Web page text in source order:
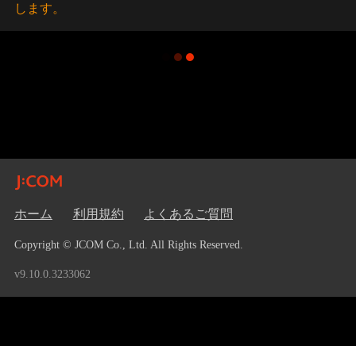
します。
ホーム 利用規約 よくあるご質問
Copyright © JCOM Co., Ltd. All Rights Reserved.
v9.10.0.3233062